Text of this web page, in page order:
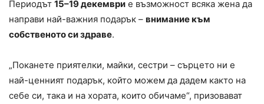
Периодът 15–19 декември е възможност всяка жена да
направи най-важния подарък – внимание към
собственото си здраве.
„Поканете приятелки, майки, сестри – сърцето ни е
най-ценният подарък, който можем да дадем както на
себе си, така и на хората, които обичаме“, призовават